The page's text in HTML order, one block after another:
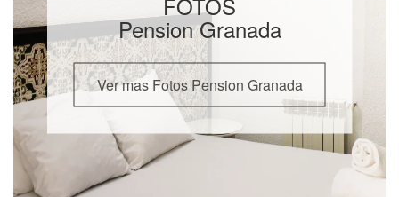
Pension Granada
Ver mas Fotos Pension Granada